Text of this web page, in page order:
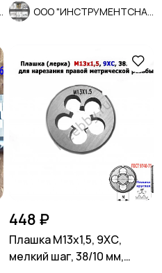
448 ₽
Плашка М13х1,5, 9ХС,
мелкий шаг, 38/10 мм,